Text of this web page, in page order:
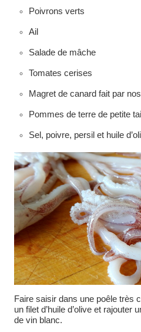
Poivrons verts
Ail
Salade de mâche
Tomates cerises
Magret de canard fait par
Pommes de terre de petite
Sel, poivre, persil et huile
Faire saisir dans une poêle très
un filet d’huile d’olive et rajouter
de vin blanc.